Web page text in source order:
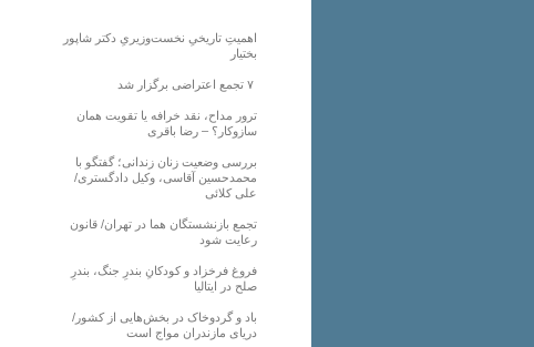
اهمیتِ تاریخیِ نخست‌وزیریِ دکتر شاپور
بختیار
ترور مداح، نقد خرافه یا تقویت همان
سازوکار؟ – رضا باقری
بررسی وضعیت زنان زندانی؛ گفتگو با
محمدحسین آقاسی، وکیل دادگستری/
علی کلائی
تجمع بازنشستگان هما در تهران/ قانون
رعایت شود
فروغ فرخزاد و کودکانِ بندرِ جنگ، بندرِ
صلح در ایتالیا
باد و گردوخاک در بخش‌هایی از کشور/
دریای مازندران مواج است